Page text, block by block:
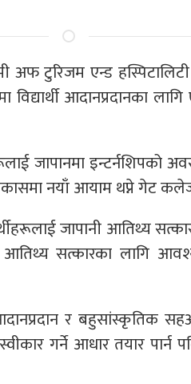
अफ टुरिजम एन्ड
आदानप्रदानका
जापानमा इन्टर्नशिपको
नयाँ आयाम थप्ने गेट
जापानी आतिथ्य
सत्कारका लागि
र बहुसांस्कृतिक
गर्ने आधार तयार पार्न